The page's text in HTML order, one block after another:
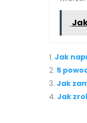
Jak
5
Jak
Jak